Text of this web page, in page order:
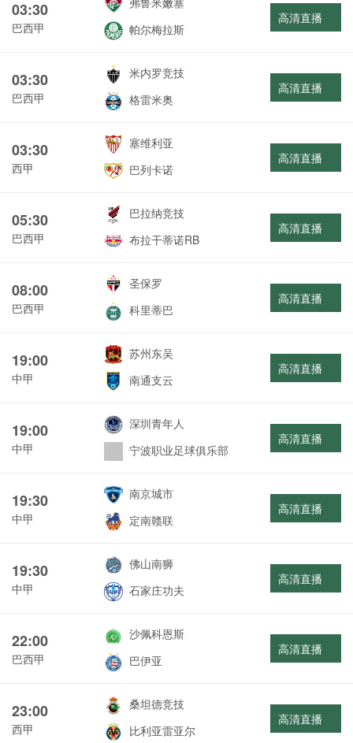
03:30
巴西甲
帕尔梅拉斯
高清直播
03:30
巴西甲
米内罗竞技
格雷米奥
高清直播
03:30
西甲
塞维利亚
巴列卡诺
高清直播
05:30
巴西甲
巴拉纳竞技
布拉干蒂诺RB
高清直播
08:00
巴西甲
圣保罗
科里蒂巴
高清直播
19:00
中甲
苏州东吴
南通支云
高清直播
19:00
中甲
深圳青年人
宁波职业足球俱乐部
高清直播
19:30
中甲
南京城市
定南赣联
高清直播
19:30
中甲
佛山南狮
石家庄功夫
高清直播
22:00
巴西甲
沙佩科恩斯
巴伊亚
高清直播
23:00
西甲
桑坦德竞技
比利亚雷亚尔
高清直播